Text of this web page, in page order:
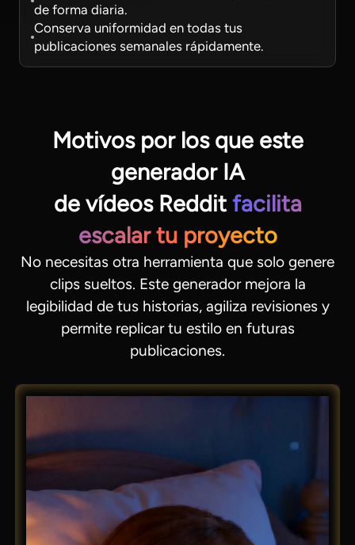
de forma diaria.
Conserva uniformidad en todas tus
publicaciones semanales rápidamente.
Motivos por los que este
generador IA
de vídeos Reddit facilita
escalar tu proyecto
No necesitas otra herramienta que solo genere
clips sueltos. Este generador mejora la
legibilidad de tus historias, agiliza revisiones y
permite replicar tu estilo en futuras
publicaciones.